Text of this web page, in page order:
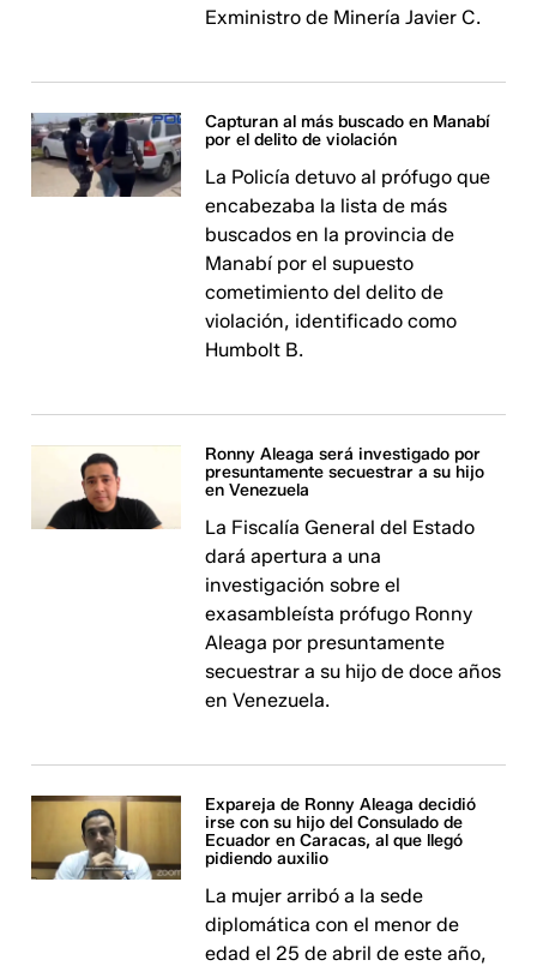
Exministro de Minería Javier C.
Capturan al más buscado en Manabí
por el delito de violación
La Policía detuvo al prófugo que
encabezaba la lista de más
buscados en la provincia de
Manabí por el supuesto
cometimiento del delito de
violación, identificado como
Humbolt B.
Ronny Aleaga será investigado por
presuntamente secuestrar a su hijo
en Venezuela
La Fiscalía General del Estado
dará apertura a una
investigación sobre el
exasambleísta prófugo Ronny
Aleaga por presuntamente
secuestrar a su hijo de doce años
en Venezuela.
Expareja de Ronny Aleaga decidió
irse con su hijo del Consulado de
Ecuador en Caracas, al que llegó
pidiendo auxilio
La mujer arribó a la sede
diplomática con el menor de
edad el 25 de abril de este año,